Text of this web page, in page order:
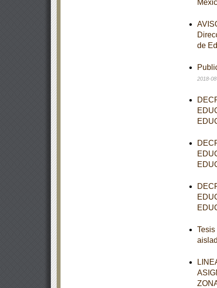
de
2018-